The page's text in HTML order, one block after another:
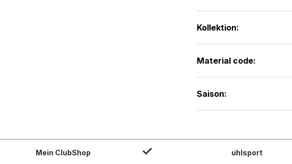
Kollektion:
Material code:
Saison:
Mein ClubShop uhlsport